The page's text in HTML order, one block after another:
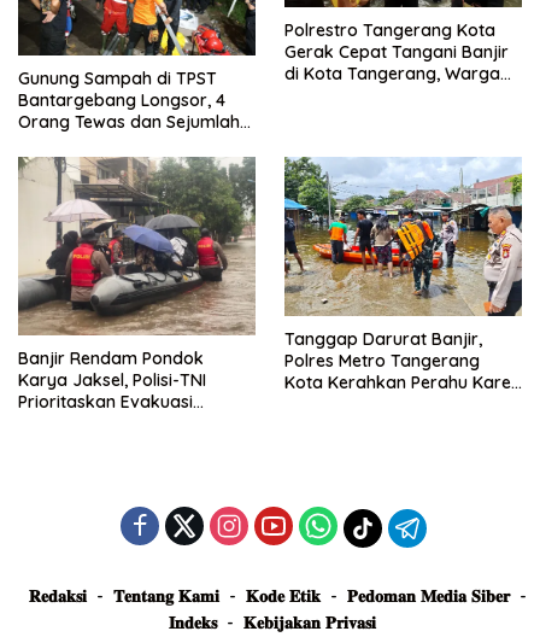
Gunung Sampah di TPST
Bantargebang Longsor, 4
Orang Tewas dan Sejumlah
Polrestro Tangerang Kota
Gerak Cepat Tangani Banjir
di Kota Tangerang, Warga
Banjir Rendam Pondok
Karya Jaksel, Polisi-TNI
Prioritaskan Evakuasi
Tanggap Darurat Banjir,
Polres Metro Tangerang
Kota Kerahkan Perahu Karet
𝐑𝐞𝐝𝐚𝐤𝐬𝐢 𝐓𝐞𝐧𝐭𝐚𝐧𝐠 𝐊𝐚𝐦𝐢 𝐊𝐨𝐝𝐞 𝐄𝐭𝐢𝐤
𝐏𝐞𝐝𝐨𝐦𝐚𝐧 𝐌𝐞𝐝𝐢𝐚 𝐒𝐢𝐛𝐞𝐫
𝐈𝐧𝐝𝐞𝐤𝐬
𝐊𝐞𝐛𝐢𝐣𝐚𝐤𝐚𝐧 𝐏𝐫𝐢𝐯𝐚𝐬𝐢